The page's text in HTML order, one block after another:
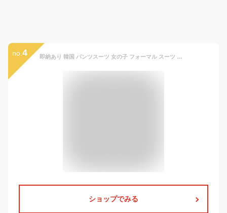
no. 4 即納あり 韓国 パンツスーツ 女の子 フォーマル スーツ セット 白 リボンタイ 無地 ベスト トップス エレガンス セットアップ おしゃれ ブルー ブラウン 黒 卒業式 七五三 入学式 結婚式 発表会 フォーマル スーツ パンツ 120 130 140 150 160 170 子供服 可愛い
ショップでみる